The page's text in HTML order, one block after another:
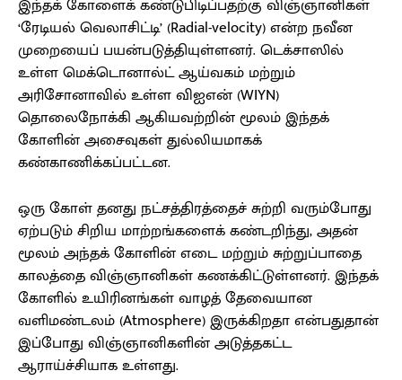
இந்தக் கோளைக் கண்டுபிடிப்பதற்கு விஞ்ஞானிகள்
‘ரேடியல் வெலாசிட்டி’ (Radial-velocity) என்ற நவீன
முறையைப் பயன்படுத்தியுள்ளனர். டெக்சாஸில்
உள்ள மெக்டொனால்ட் ஆய்வகம் மற்றும்
அரிசோனாவில் உள்ள விஐஎன் (WIYN)
தொலைநோக்கி ஆகியவற்றின் மூலம் இந்தக்
கோளின் அசைவுகள் துல்லியமாகக்
கண்காணிக்கப்பட்டன.
ஒரு கோள் தனது நட்சத்திரத்தைச் சுற்றி வரும்போது
ஏற்படும் சிறிய மாற்றங்களைக் கண்டறிந்து, அதன்
மூலம் அந்தக் கோளின் எடை மற்றும் சுற்றுப்பாதை
காலத்தை விஞ்ஞானிகள் கணக்கிட்டுள்ளனர். இந்தக்
கோளில் உயிரினங்கள் வாழத் தேவையான
வளிமண்டலம் (Atmosphere) இருக்கிறதா என்பதுதான்
இப்போது விஞ்ஞானிகளின் அடுத்தகட்ட
ஆராய்ச்சியாக உள்ளது.